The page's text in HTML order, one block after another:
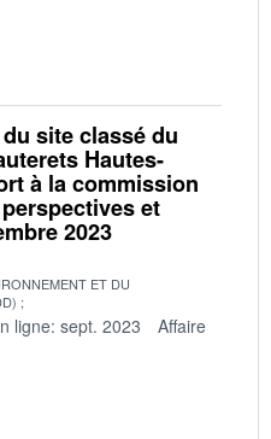
site classé du
Hautes-
à la commission
et
2023
ET DU
ligne: sept. 2023
Affaire